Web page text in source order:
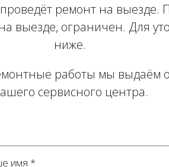
ремонт на
выезде, ограничен. Для
ниже.
работы мы выдаём
сервисного центра.